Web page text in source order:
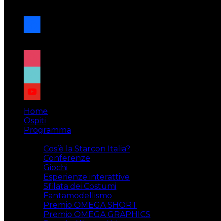
facebook
x
instagram
tiktok
youtube
Home
Ospiti
Programma
Cos’è la Starcon Italia?
Conferenze
Giochi
Esperienze interattive
Sfilata dei Costumi
Fantamodellismo
Premio OMEGA SHORT
Premio OMEGA GRAPHICS